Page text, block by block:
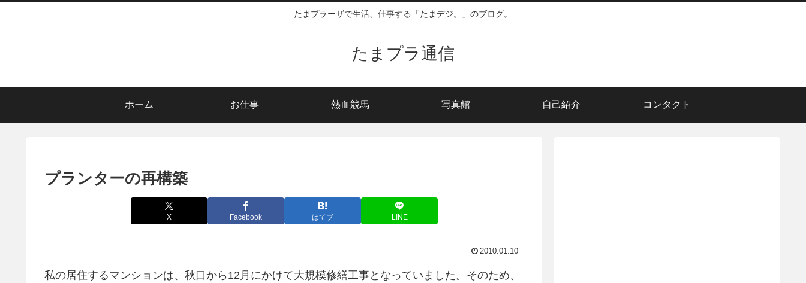
たまプラーザで生活、仕事する「たまデジ。」のブログ。
たまプラ通信
ホーム お仕事 熱血競馬 写真館 自己紹介 コンタクト
プランターの再構築
X Facebook はてブ LINE
2010.01.10
私の居住するマンションは、秋口から12月にかけて大規模修繕工事となっていました。そのため、